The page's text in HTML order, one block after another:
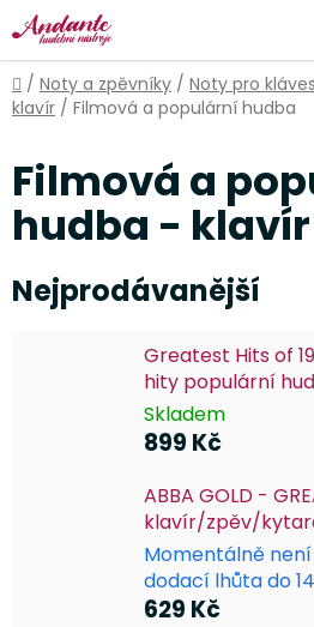
Přejít
na
obsah
Domů
/ Noty a zpěvníky / Noty pro
klavír / Filmová a populární hudba
Filmová a
hudba - klavír
Nejprodávanější
Greatest Hits of
hity populární
Skladem
899 Kč
ABBA GOLD -
klavír/zpěv/
Momentálně
dodací lhůta do
629 Kč